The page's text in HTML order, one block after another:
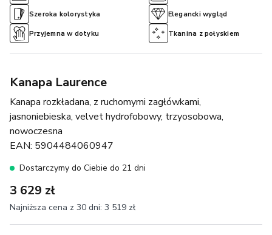
Kanapa Laurence
Kanapa rozkładana, z ruchomymi zagłówkami,
jasnoniebieska, velvet hydrofobowy, trzyosobowa,
nowoczesna
EAN: 5904484060947
Dostarczymy do Ciebie do 21 dni
3 629 zł
Najniższa cena z 30 dni: 3 519 zł
Szeroka kolorystyka Elegancki wygląd
Przyjemna w dotyku Tkanina z połyskiem